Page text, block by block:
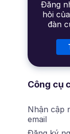
Đăng
hỏi
đàn
Công cụ
Nhận cập
email